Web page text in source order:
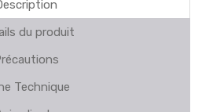
du produit
Technique